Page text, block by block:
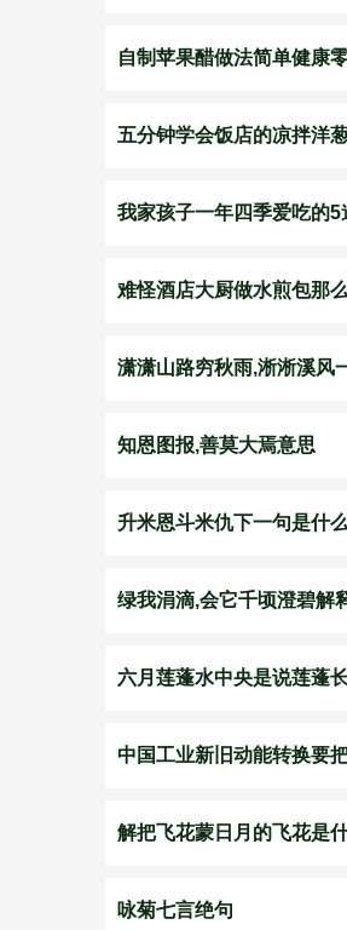
自制苹果醋做法简单健康
五分钟学会饭店的凉拌洋
我家孩子一年四季爱吃的
难怪酒店大厨做水煎包那
潇潇山路穷秋雨,淅淅溪风
知恩图报,善莫大焉意思
升米恩斗米仇下一句是什么
绿我涓滴,会它千顷澄碧解
六月莲蓬水中央是说莲蓬
中国工业新旧动能转换要
解把飞花蒙日月的飞花是
咏菊七言绝句